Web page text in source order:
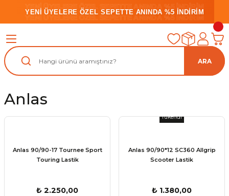
YENİ ÜYELERE ÖZEL SEPETTE ANINDA %5 İNDİRİM
YENİ ÜYELERE ÖZEL SEPETTE ANINDA %5 İNDİRİM
YENİ ÜYELERE ÖZEL SEPETTE ANINDA %5 İNDİRİM
ARA
Anlas
Anlas 90/90-17 Tournee Sport
Touring Lastik
₺ 2.250,00
Tükendi
Anlas 90/90*12 SC360 Allgrip
Scooter Lastik
₺ 1.380,00